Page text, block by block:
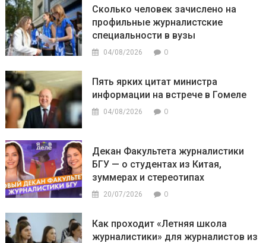
Сколько человек зачислено на
профильные журналистские
специальности в вузы
04/08/2026 0
Пять ярких цитат министра
информации на встрече в Гомеле
04/08/2026 0
Декан Факультета журналистики
БГУ — о студентах из Китая,
зуммерах и стереотипах
20/07/2026 0
Как проходит «Летняя школа
журналистики» для журналистов из